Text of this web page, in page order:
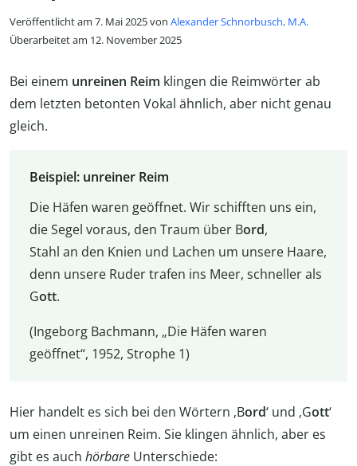
Veröffentlicht am 7. Mai 2025 von Alexander Schnorbusch, M.A.
Überarbeitet am 12. November 2025
Bei einem unreinen Reim klingen die Reimwörter ab
dem letzten betonten Vokal ähnlich, aber nicht genau
gleich.
Beispiel: unreiner Reim
Die Häfen waren geöffnet. Wir schifften uns ein,
die Segel voraus, den Traum über Bord,
Stahl an den Knien und Lachen um unsere Haare,
denn unsere Ruder trafen ins Meer, schneller als
Gott.
(Ingeborg Bachmann, „Die Häfen waren
geöffnet“, 1952, Strophe 1)
Hier handelt es sich bei den Wörtern ‚Bord‘ und ‚Gott‘
um einen unreinen Reim. Sie klingen ähnlich, aber es
gibt es auch hörbare Unterschiede: